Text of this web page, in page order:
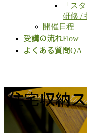
「ス
研修 /
開催日程
受講の流れFlow
よくある質問QA
住宅収納